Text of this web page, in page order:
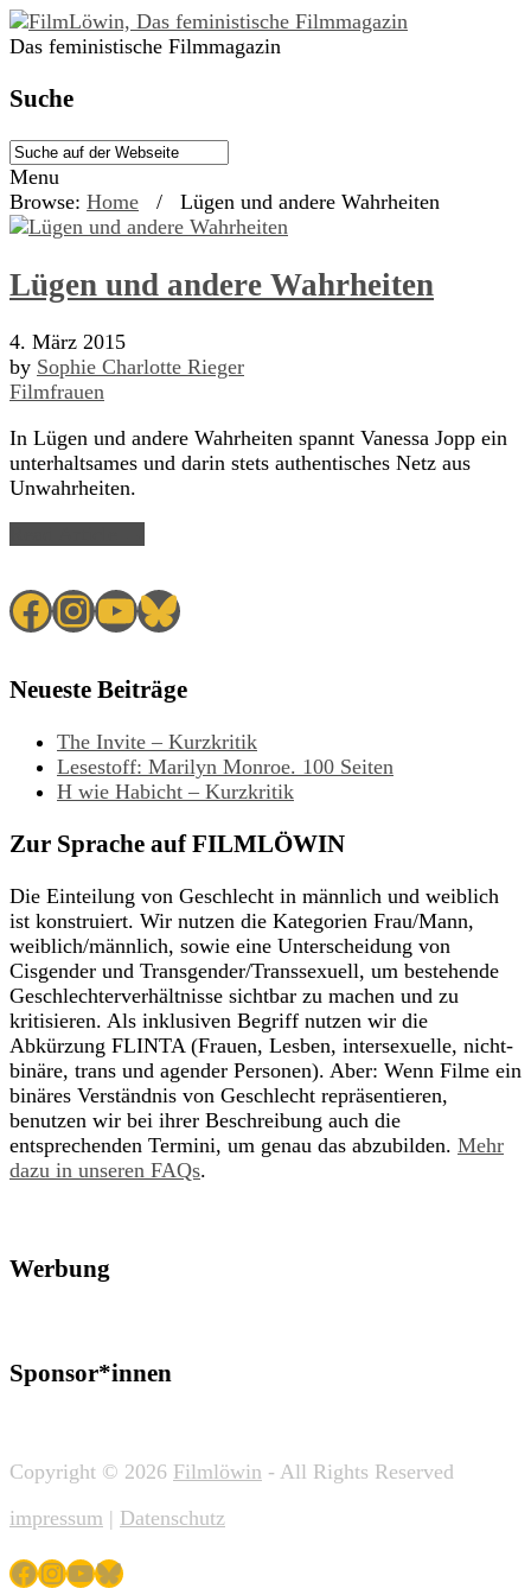
Das feministische Filmmagazin
Suche
Menu
Browse: Home / Lügen und andere Wahrheiten
Lügen und andere Wahrheiten
4. März 2015
by Sophie Charlotte Rieger
Filmfrauen
In Lügen und andere Wahrheiten spannt Vanessa Jopp ein
unterhaltsames und darin stets authentisches Netz aus
Unwahrheiten.
Facebook
Instagram
YouTube
Bluesky
Neueste Beiträge
The Invite – Kurzkritik
Lesestoff: Marilyn Monroe. 100 Seiten
H wie Habicht – Kurzkritik
Zur Sprache auf FILMLÖWIN
Die Einteilung von Geschlecht in männlich und weiblich
ist konstruiert. Wir nutzen die Kategorien Frau/Mann,
weiblich/männlich, sowie eine Unterscheidung von
Cisgender und Transgender/Transsexuell, um bestehende
Geschlechterverhältnisse sichtbar zu machen und zu
kritisieren. Als inklusiven Begriff nutzen wir die
Abkürzung FLINTA (Frauen, Lesben, intersexuelle, nicht-
binäre, trans und agender Personen). Aber: Wenn Filme ein
binäres Verständnis von Geschlecht repräsentieren,
benutzen wir bei ihrer Beschreibung auch die
entsprechenden Termini, um genau das abzubilden. Mehr
dazu in unseren FAQs.
Werbung
Sponsor*innen
Copyright © 2026 Filmlöwin - All Rights Reserved
impressum | Datenschutz
Facebook
Instagram
YouTube
Bluesky